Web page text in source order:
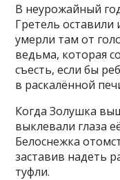
В неурожайный
Гретель оставили
умерли там от
ведьма, которая
съесть, если бы
в раскалённой
Когда Золушка
выклевали глаза
Белоснежка
заставив надеть
туфли.